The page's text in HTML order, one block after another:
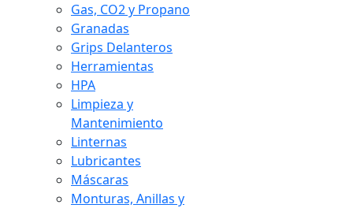
Gas, CO2 y Propano
Granadas
Grips Delanteros
Herramientas
HPA
Limpieza y
Mantenimiento
Linternas
Lubricantes
Máscaras
Monturas, Anillas y